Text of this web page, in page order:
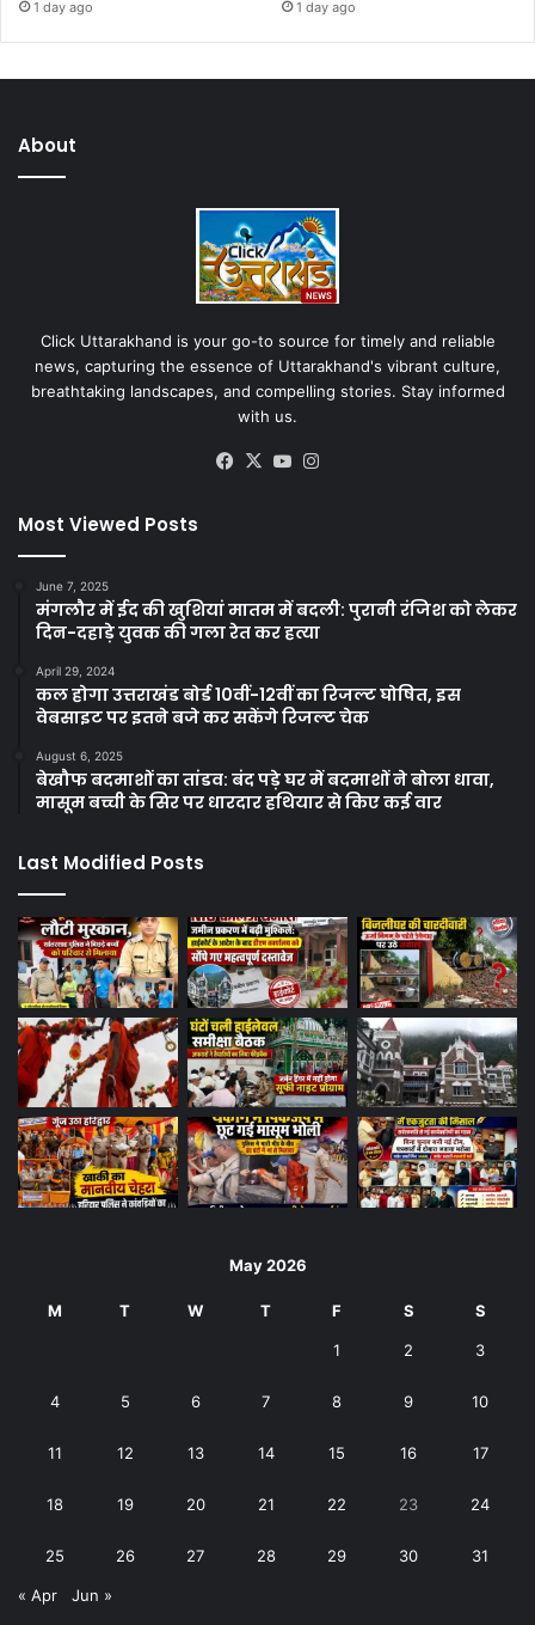
1 day ago 1 day ago
About
Click Uttarakhand is your go-to source for timely and reliable
news, capturing the essence of Uttarakhand's vibrant culture,
breathtaking landscapes, and compelling stories. Stay informed
with us.
Facebook
X YouTube
Most Viewed Posts
June 7, 2025
मंगलौर में ईद की खुशियां मातम में बदली: पुरानी रंजिश को लेकर
दिन-दहाड़े युवक की गला रेत कर हत्या
April 29, 2024
कल होगा उत्तराखंड बोर्ड 10वीं-12वीं का रिजल्ट घोषित, इस
वेबसाइट पर इतने बजे कर सकेंगे रिजल्ट चेक
August 6, 2025
बेखौफ बदमाशों का तांडव: बंद पड़े घर में बदमाशों ने बोला धावा,
मासूम बच्ची के सिर पर धारदार हथियार से किए कई वार
Last Modified Posts
May 2026
M T W T F S S
1 2 3
4 5 6 7 8 9 10
11 12 13 14 15 16 17
18 19 20 21 22 23 24
25 26 27 28 29 30 31
« Apr Jun »